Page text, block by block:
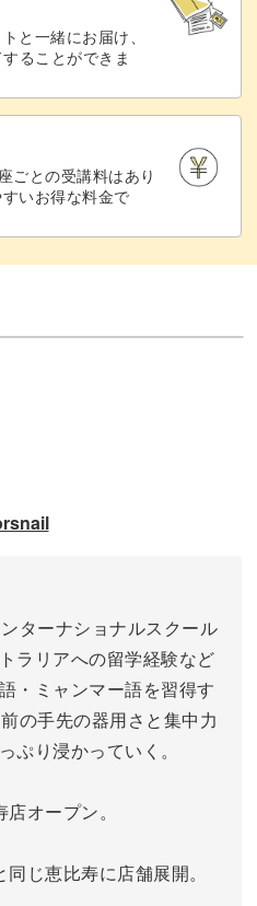
と一緒にお届け、
ることができま
ごとの受講料はあり
いお得な料金で
ターナショナルスクール
ラリアへの留学経験など
・ミャンマー語を習得す
の手先の器用さと集中力
ぷり浸かっていく。
オープン。
じ恵比寿に店舗展開。